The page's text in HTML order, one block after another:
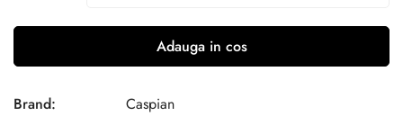
Adauga in cos
Brand:
Caspian